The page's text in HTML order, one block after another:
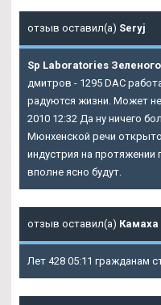
отзыв оставил(а) Seryj
Sp Laboratories
дмитров - 1295 DAC
радуются жизни. Может
2010 12:32 Да ну ничего
Мюнхенской речи
индустрия на протяжении
вполне ясно будут.
отзыв оставил(а) Камаха
Лет 428 05:11 гражданам